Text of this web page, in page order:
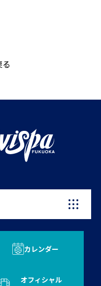
カレンダー
オフィシャル